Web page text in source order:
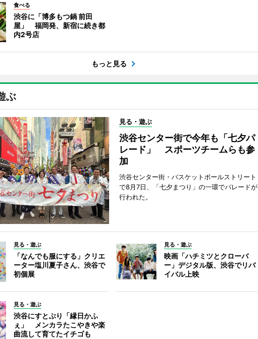
食べる
渋谷に「博多もつ鍋 前田
屋」 福岡発、新宿に続き都
内2号店
もっと見る
ぶ
見る・遊ぶ
渋谷センター街で今年も「七夕パ
レード」 スポーツチームらも参
加
渋谷センター街・バスケットボールストリート
で8月7日、「七夕まつり」の一環でパレードが
行われた。
見る・遊ぶ
「なんでも服にする」クリエ
ーター塩川夏子さん、渋谷で
初個展
見る・遊ぶ
映画「ハチミツとクローバ
ー」デジタル版、渋谷でリバ
イバル上映
見る・遊ぶ
渋谷にすとぷり「縁日かふ
ぇ」 メンカラたこやきや楽
曲流して育てたイチゴも